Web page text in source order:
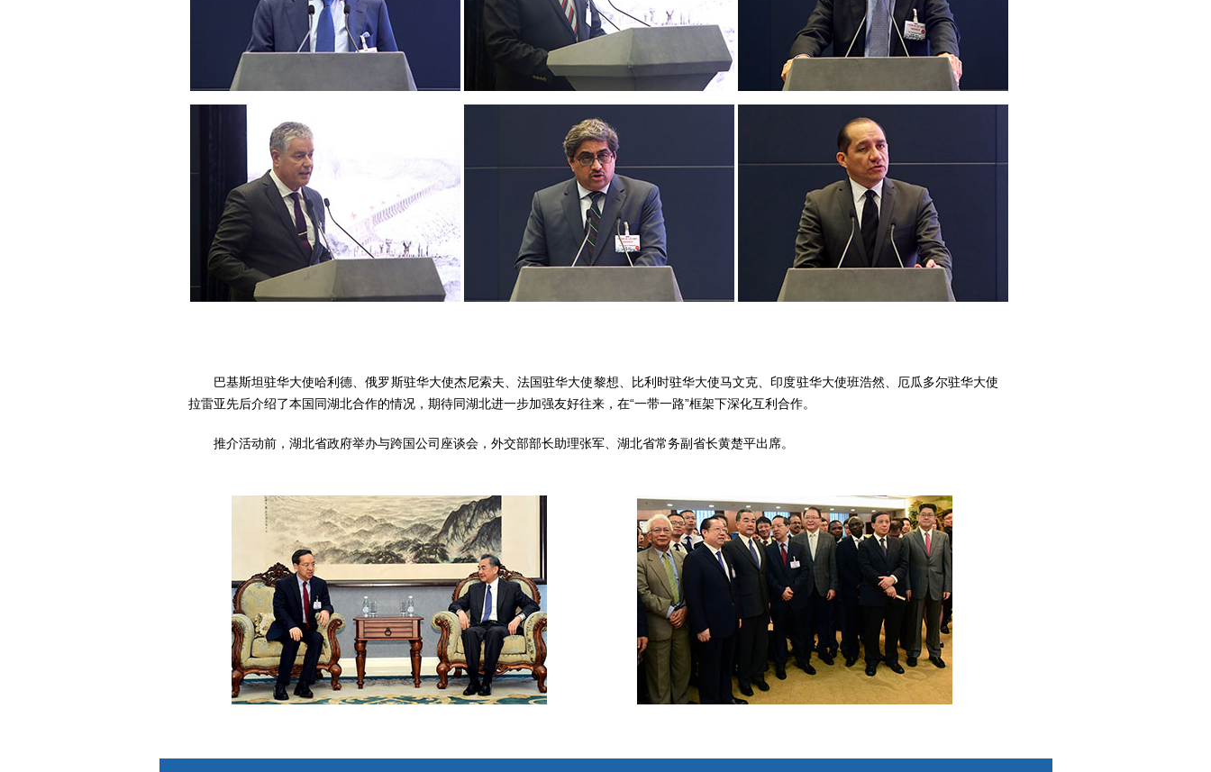
巴基斯坦驻华大使哈利德、俄罗斯驻华大使杰尼索夫、法国驻华大使黎想、比利时驻华大使马文克、印度驻华大使班浩然、厄瓜多尔驻华大使
拉雷亚先后介绍了本国同湖北合作的情况，期待同湖北进一步加强友好往来，在“一带一路”框架下深化互利合作。
推介活动前，湖北省政府举办与跨国公司座谈会，外交部部长助理张军、湖北省常务副省长黄楚平出席。